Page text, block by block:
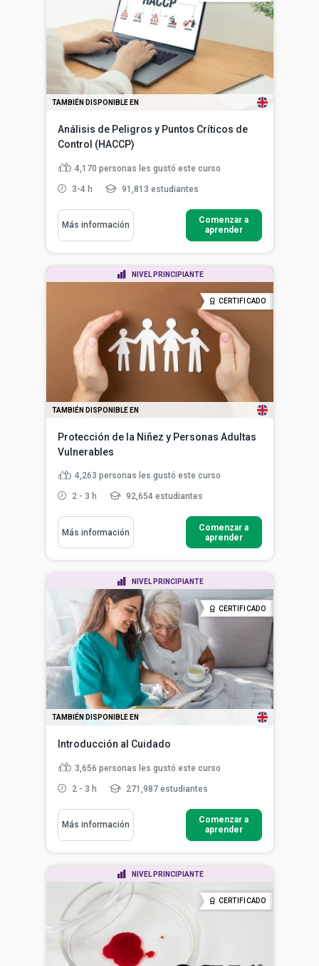
TAMBIÉN DISPONIBLE EN
Análisis de Peligros y Puntos Críticos de
Control (HACCP)
4,170 personas les gustó este curso
3-4 h 91,813 estudiantes
Más información
Comenzar a
aprender
NIVEL PRINCIPIANTE
CERTIFICADO
TAMBIÉN DISPONIBLE EN
Protección de la Niñez y Personas Adultas
Vulnerables
4,263 personas les gustó este curso
2 - 3 h 92,654 estudiantes
Más información
Comenzar a
aprender
NIVEL PRINCIPIANTE
CERTIFICADO
TAMBIÉN DISPONIBLE EN
Introducción al Cuidado
3,656 personas les gustó este curso
2 - 3 h 271,987 estudiantes
Más información
Comenzar a
aprender
NIVEL PRINCIPIANTE
CERTIFICADO